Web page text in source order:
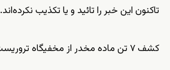
تاکنون این خبر را تائید و یا تکذیب نکرده‌اند.
کشف ۷ تن ماده مخدر از مخفیگاه تروریست‌های پ ک ک